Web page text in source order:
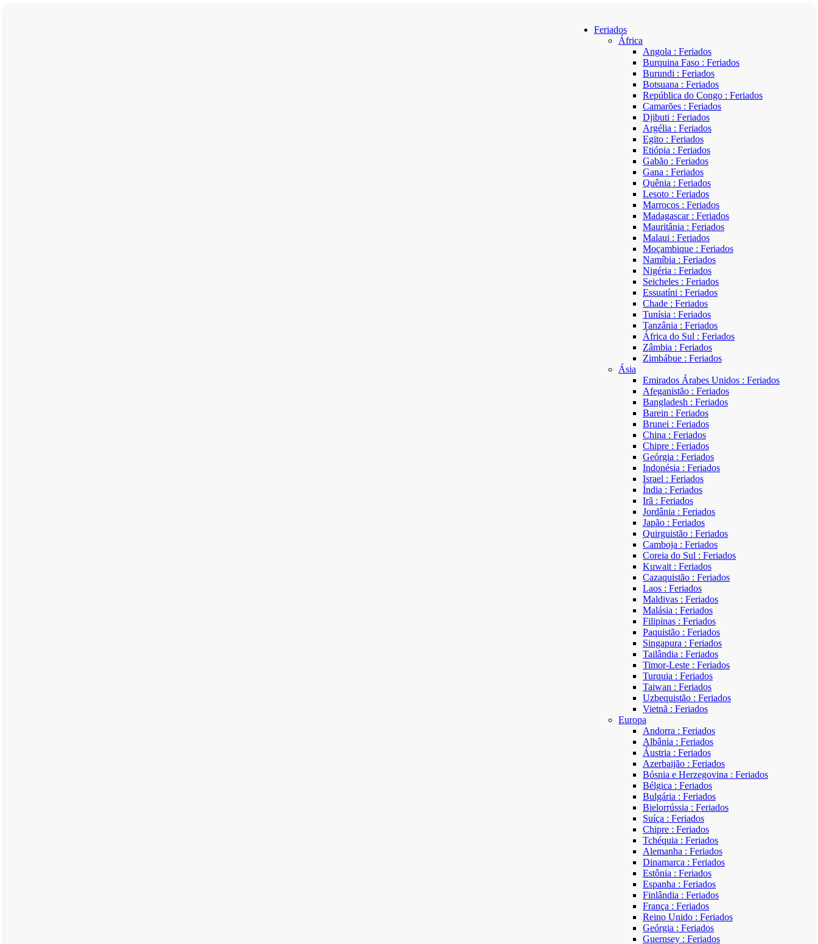
Feriados
África
Angola : Feriados
Burquina Faso : Feriados
Burundi : Feriados
Botsuana : Feriados
República do Congo : Feriados
Camarões : Feriados
Djibuti : Feriados
Argélia : Feriados
Egito : Feriados
Etiópia : Feriados
Gabão : Feriados
Gana : Feriados
Quênia : Feriados
Lesoto : Feriados
Marrocos : Feriados
Madagascar : Feriados
Mauritânia : Feriados
Malaui : Feriados
Moçambique : Feriados
Namíbia : Feriados
Nigéria : Feriados
Seicheles : Feriados
Essuatíni : Feriados
Chade : Feriados
Tunísia : Feriados
Tanzânia : Feriados
África do Sul : Feriados
Zâmbia : Feriados
Zimbábue : Feriados
Ásia
Emirados Árabes Unidos : Feriados
Afeganistão : Feriados
Bangladesh : Feriados
Barein : Feriados
Brunei : Feriados
China : Feriados
Chipre : Feriados
Geórgia : Feriados
Indonésia : Feriados
Israel : Feriados
Índia : Feriados
Irã : Feriados
Jordânia : Feriados
Japão : Feriados
Quirguistão : Feriados
Camboja : Feriados
Coreia do Sul : Feriados
Kuwait : Feriados
Cazaquistão : Feriados
Laos : Feriados
Maldivas : Feriados
Malásia : Feriados
Filipinas : Feriados
Paquistão : Feriados
Singapura : Feriados
Tailândia : Feriados
Timor-Leste : Feriados
Turquia : Feriados
Taiwan : Feriados
Uzbequistão : Feriados
Vietnã : Feriados
Europa
Andorra : Feriados
Albânia : Feriados
Áustria : Feriados
Azerbaijão : Feriados
Bósnia e Herzegovina : Feriados
Bélgica : Feriados
Bulgária : Feriados
Bielorrússia : Feriados
Suíça : Feriados
Chipre : Feriados
Tchéquia : Feriados
Alemanha : Feriados
Dinamarca : Feriados
Estônia : Feriados
Espanha : Feriados
Finlândia : Feriados
França : Feriados
Reino Unido : Feriados
Geórgia : Feriados
Guernsey : Feriados